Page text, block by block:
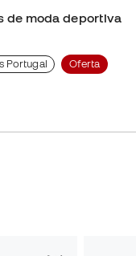
de moda deportiva
Portugal Oferta